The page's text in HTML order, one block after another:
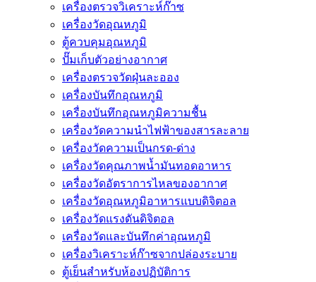
เครื่องตรวจวิเคราะห์ก๊าซ
เครื่องวัดอุณหภูมิ
ตู้ควบคุมอุณหภูมิ
ปั๊มเก็บตัวอย่างอากาศ
เครื่องตรวจวัดฝุ่นละออง
เครื่องบันทึกอุณหภูมิ
เครื่องบันทึกอุณหภูมิความชื้น
เครื่องวัดความนําไฟฟ้าของสารละลาย
เครื่องวัดความเป็นกรด-ด่าง
เครื่องวัดคุณภาพน้ำมันทอดอาหาร
เครื่องวัดอัตราการไหลของอากาศ
เครื่องวัดอุณหภูมิอาหารแบบดิจิตอล
เครื่องวัดแรงดันดิจิตอล
เครื่องวัดและบันทึกค่าอุณหภูมิ
เครื่องวิเคราะห์ก๊าซจากปล่องระบาย
ตู้เย็นสำหรับห้องปฏิบัติการ